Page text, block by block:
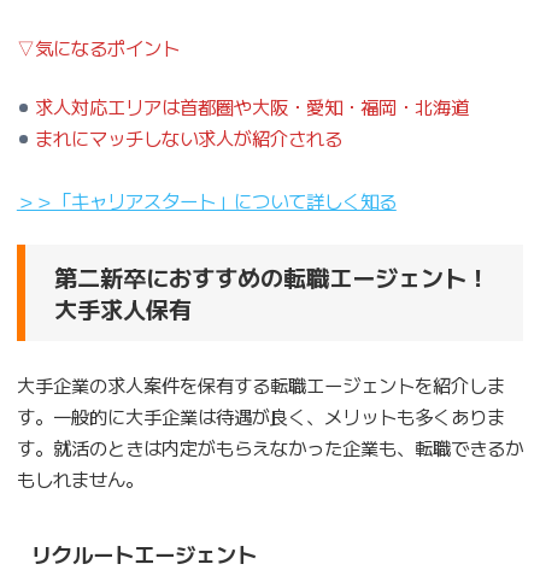
▽気になるポイント
求人対応エリアは首都圏や大阪・愛知・福岡・北海道
まれにマッチしない求人が紹介される
＞＞「キャリアスタート」について詳しく知る
第二新卒におすすめの転職エージェント！
大手求人保有
大手企業の求人案件を保有する転職エージェントを紹介しま
す。一般的に大手企業は待遇が良く、メリットも多くありま
す。就活のときは内定がもらえなかった企業も、転職できるか
もしれません。
リクルートエージェント